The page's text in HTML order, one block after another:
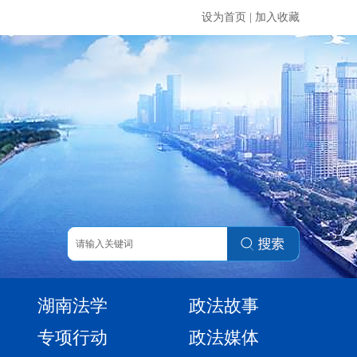
设为首页 加入收藏
湖南法学
政法故事
专项行动
政法媒体